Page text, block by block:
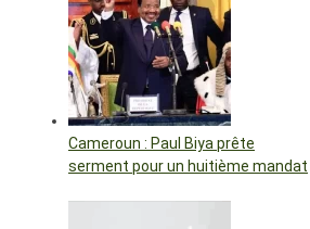
Cameroun : Paul Biya prête
serment pour un huitième mandat